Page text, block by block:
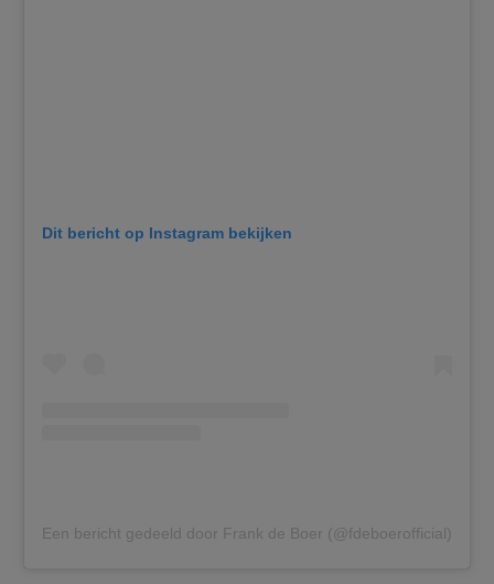
Dit bericht op Instagram bekijken
Een bericht gedeeld door Frank de Boer (@fdeboerofficial)